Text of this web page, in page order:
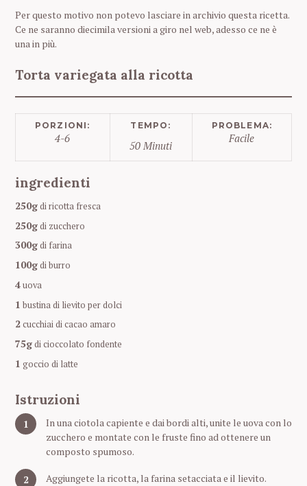
Per questo motivo non potevo lasciare in archivio questa ricetta.
Ce ne saranno diecimila versioni a giro nel web, adesso ce ne è
una in più.
Torta variegata alla ricotta
PORZIONI:
4-6
TEMPO:
50 Minuti
PROBLEMA:
Facile
ingredienti
250gdi ricotta fresca
250gdi zucchero
300gdi farina
100gdi burro
4uova
1 bustina di lievito per dolci
2cucchiai di cacao amaro
75gdi cioccolato fondente
1 goccio di latte
Istruzioni
In una ciotola capiente e dai bordi alti, unite le uova con lo
zucchero e montate con le fruste fino ad ottenere un
composto spumoso.
Aggiungete la ricotta, la farina setacciata e il lievito.